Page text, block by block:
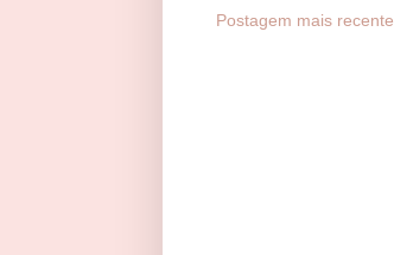
Postagem mais recente